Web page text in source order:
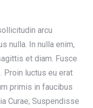
arcu
nulla. In nulla enim,
et diam. Fusce
Proin luctus eu erat
primis in faucibus
Curae; Suspendisse